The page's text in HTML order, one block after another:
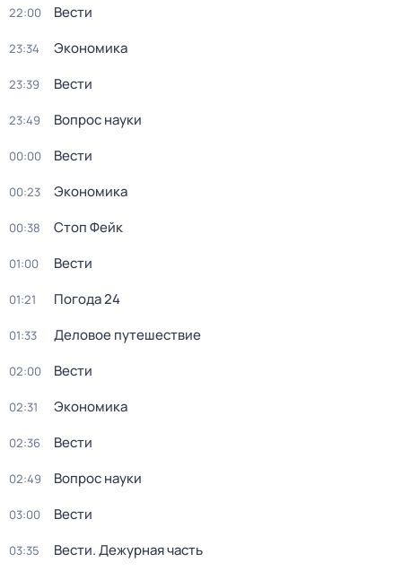
22:00 Вести
23:34 Экономика
23:39 Вести
23:49 Вопрос науки
00:00 Вести
00:23 Экономика
00:38 Стоп Фейк
01:00 Вести
01:21 Погода 24
01:33 Деловое путешествие
02:00 Вести
02:31 Экономика
02:36 Вести
02:49 Вопрос науки
03:00 Вести
03:35 Вести. Дежурная часть